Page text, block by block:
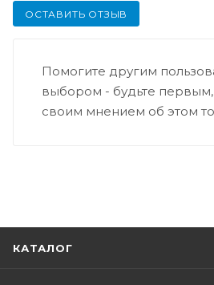
ОСТАВИТЬ ОТЗЫВ
Помогите другим
выбором - будьте первым,
своим мнением об этом
КАТАЛОГ